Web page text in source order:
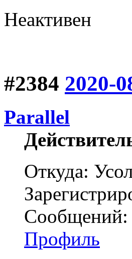
Неактивен
#2384 2020-
Parallel
Откуда:
Сообщений:
Профиль